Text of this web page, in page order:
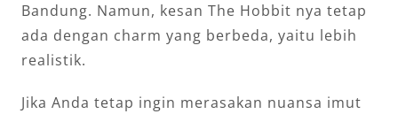
Bandung. Namun, kesan The Hobbit nya tetap
ada dengan charm yang berbeda, yaitu lebih
realistik.
Jika Anda tetap ingin merasakan nuansa imut